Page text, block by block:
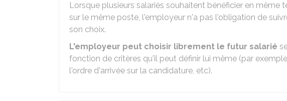
Lorsque plusieurs salariés souhaitent bénéficier en même
sur le même poste, l'employeur n'a pas l'obligation de
son choix.
L'employeur peut choisir librement le futur salarié
fonction de critères qu'il peut définir lui même (par
l'ordre d'arrivée sur la candidature, etc).